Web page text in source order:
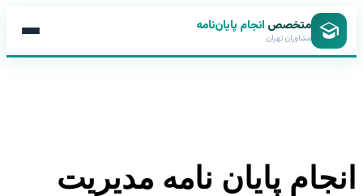
متخصص انجام پایان‌نامه
مشاوران تهران
انجام پایان نامه مدیریت